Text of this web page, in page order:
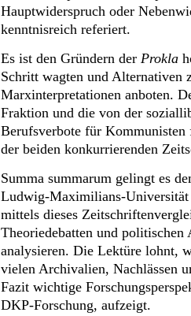
Hauptwiderspruch oder
kenntnisreich referiert.
Es ist den Gründern der Prokla
Schritt wagten und Alternativen
Marxinterpretationen anboten.
Fraktion und die von der
Berufsverbote für Kommunisten
der beiden konkurrierenden
Summa summarum gelingt es
Ludwig-Maximilians-
mittels dieses
Theoriedebatten und politischen
analysieren. Die Lektüre lohnt,
vielen Archivalien, Nachlässen
Fazit wichtige
DKP-Forschung, aufzeigt.